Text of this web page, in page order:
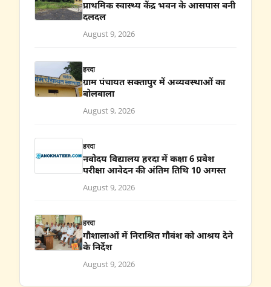
प्राथमिक स्वास्थ्य केंद्र भवन के आसपास बनी
दलदल
August 9, 2026
हरदा
ग्राम पंचायत सक्तापुर में अव्यवस्थाओं का
बोलबाला
August 9, 2026
हरदा
नवोदय विद्यालय हरदा में कक्षा 6 प्रवेश
परीक्षा आवेदन की अंतिम तिथि 10 अगस्त
August 9, 2026
हरदा
गौशालाओं में निराश्रित गौवंश को आश्रय देने
के निर्देश
August 9, 2026